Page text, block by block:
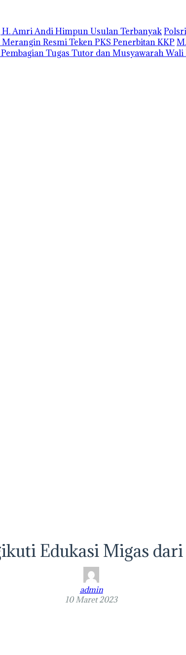
H. Amri Andi Himpun Usulan Terbanyak
Resmi Teken PKS Penerbitan KKP
Tugas Tutor dan Musyawarah
Edukasi Migas
admin
10 Maret 2023